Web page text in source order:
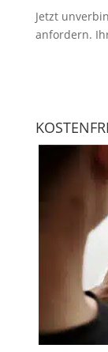
Jetzt
anfordern.